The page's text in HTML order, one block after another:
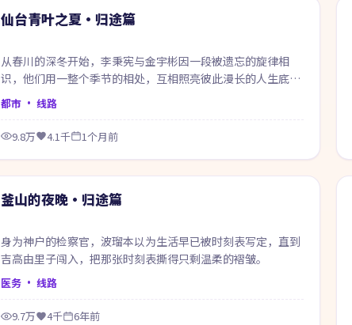
热门
仙台青叶之夏·归途篇
从春川的深冬开始，李秉宪与金宇彬因一段被遗忘的旋律相
识，他们用一整个季节的相处，互相照亮彼此漫长的人生底
色。
都市 · 线路
9.8万 4.1千 1个月前
热门
釜山的夜晚·归途篇
身为神户的检察官，波瑠本以为生活早已被时刻表写定，直到
吉高由里子闯入，把那张时刻表撕得只剩温柔的褶皱。
医务 · 线路
9.7万 4千 6年前